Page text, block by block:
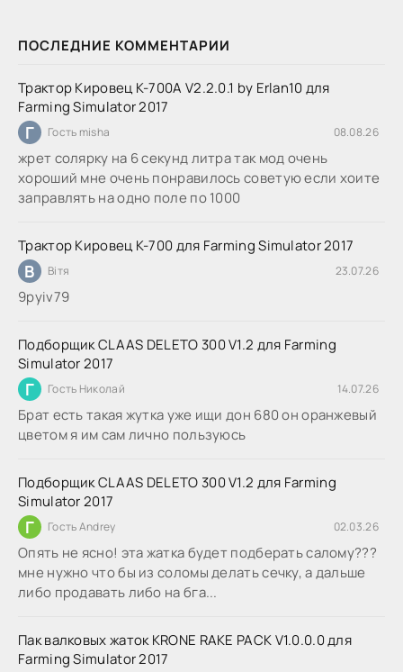
ПОСЛЕДНИЕ КОММЕНТАРИИ
Трактор Кировец К-700А V2.2.0.1 by Erlan10 для
Farming Simulator 2017
Г Гость misha 08.08.26
жрет солярку на 6 секунд литра так мод очень
хороший мне очень понравилось советую если хоите
заправлять на одно поле по 1000
Трактор Кировец К-700 для Farming Simulator 2017
В Вітя 23.07.26
9руіv79
Подборщик CLAAS DELETO 300 V1.2 для Farming
Simulator 2017
Г Гость Николай 14.07.26
Брат есть такая жутка уже ищи дон 680 он оранжевый
цветом я им сам лично пользуюсь
Подборщик CLAAS DELETO 300 V1.2 для Farming
Simulator 2017
Г Гость Andrey 02.03.26
Опять не ясно! эта жатка будет подберать салому???
мне нужно что бы из соломы делать сечку, а дальше
либо продавать либо на бга...
Пак валковых жаток KRONE RAKE PACK V1.0.0.0 для
Farming Simulator 2017